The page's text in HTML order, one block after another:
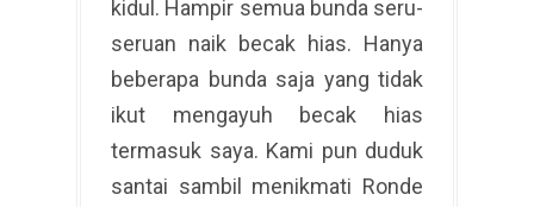
kidul. Hampir semua bunda seru-
seruan naik becak hias. Hanya
beberapa bunda saja yang tidak
ikut mengayuh becak hias
termasuk saya. Kami pun duduk
santai sambil menikmati Ronde